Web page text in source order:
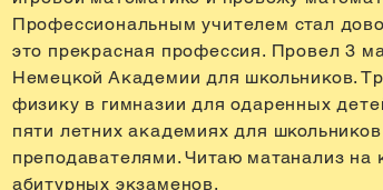
Профессиональным учителем стал
это прекрасная профессия. Провел 3
Немецкой Академии для школьников.
физику в гимназии для одаренных
пяти летних академиях для
преподавателями. Читаю матанализ на
абитурных экзаменов.